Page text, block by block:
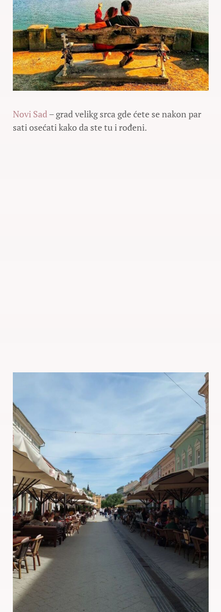
Novi Sad– grad velikg srca gde ćete se nakon par
sati osećati kako da ste tu i rođeni.